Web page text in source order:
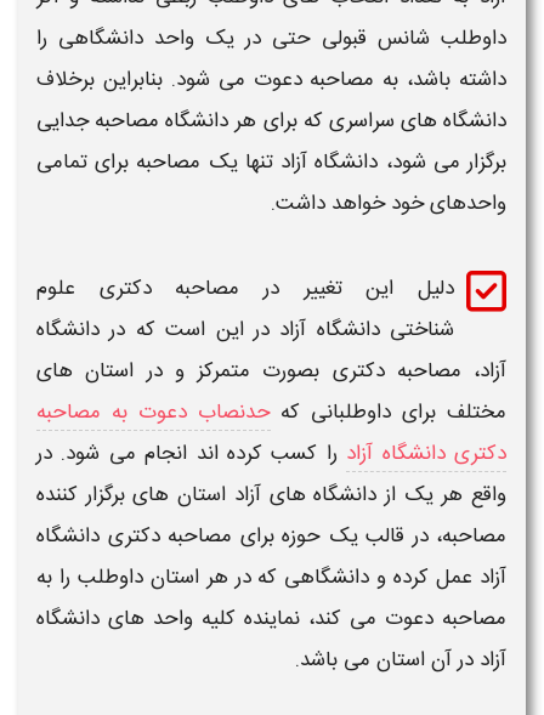
داوطلب شانس قبولی حتی در یک واحد دانشگاهی را
داشته باشد، به مصاحبهدعوت می شود. بنابراین برخلاف
دانشگاه های سراسری که برای هردانشگاه مصاحبهجدایی
برگزار می شود، دانشگاه آزاد تنها یک مصاحبه برای تمامی
واحدهای خود خواهد داشت.
دلیل این تغییر در مصاحبه دکتری علوم
شناختی دانشگاه آزاد در این است که در دانشگاه
آزاد، مصاحبه دکتری بصورت متمرکز و در استان های
مختلف برای داوطلبانی کهحدنصاب دعوت به مصاحبه
دکتری دانشگاه آزاد را کسب کرده اند انجام می شود. در
واقع هر یک از دانشگاه های آزاد استان های برگزار کننده
مصاحبه، در قالب یک حوزه برای مصاحبه دکتری دانشگاه
آزاد عمل کرده و دانشگاهی که در هر استان داوطلب را به
مصاحبه دعوت می کند، نماینده کلیه واحد های دانشگاه
آزاد در آن استان می باشد.